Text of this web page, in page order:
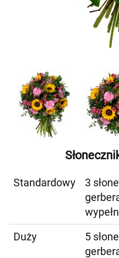
Standardowy
3
Duży
5